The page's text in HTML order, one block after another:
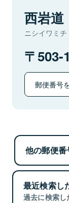
西岩道
ニシイワミチ
503-
郵便番号
他の郵便
最近検索し
過去に検索し